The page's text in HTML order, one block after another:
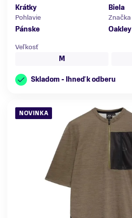
Krátky
Biela
Pohlavie
Pánske
Značka
Oakley
Veľkosť
M
Skladom - Ihneď k odberu
NOVINKA